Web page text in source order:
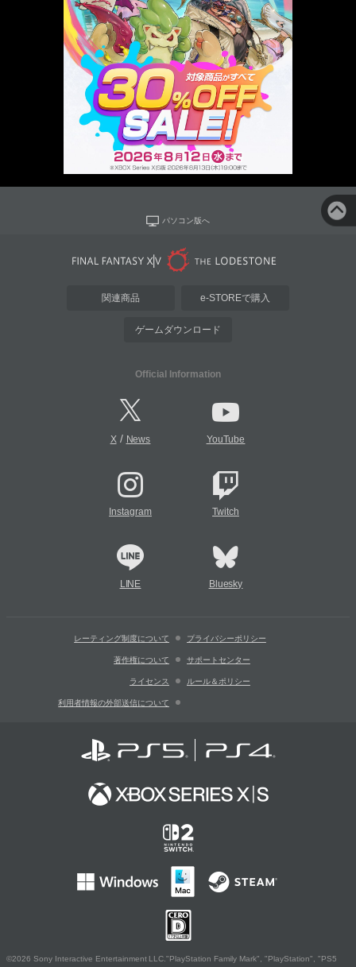
パソコン版へ
関連商品 e-STOREで購入
ゲームダウンロード
Official Information
X/ News YouTube
Instagram Twitch
LINE Bluesky
レーティング制度について プライバシーポリシー
著作権について サポートセンター
ライセンス ルール＆ポリシー
利用者情報の外部送信について
©2026 Sony Interactive Entertainment LLC."PlayStation Family Mark", "PlayStation", "PS5